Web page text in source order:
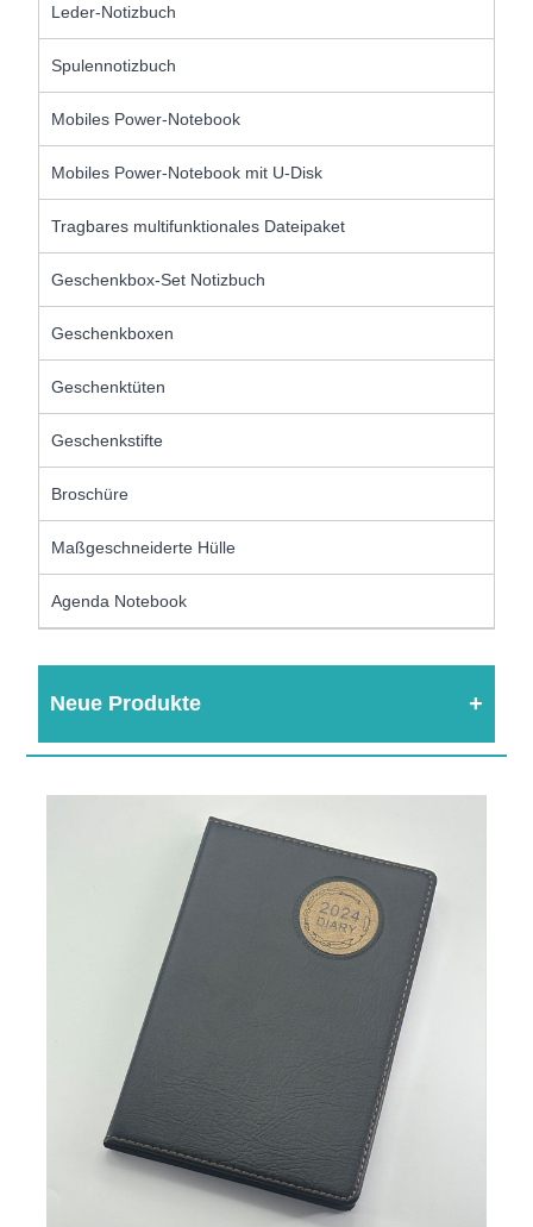
Leder-Notizbuch
Spulennotizbuch
Mobiles Power-Notebook
Mobiles Power-Notebook mit U-Disk
Tragbares multifunktionales Dateipaket
Geschenkbox-Set Notizbuch
Geschenkboxen
Geschenktüten
Geschenkstifte
Broschüre
Maßgeschneiderte Hülle
Agenda Notebook
Neue Produkte